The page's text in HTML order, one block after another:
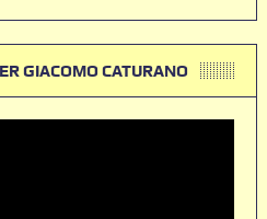
GIACOMO CATURANO